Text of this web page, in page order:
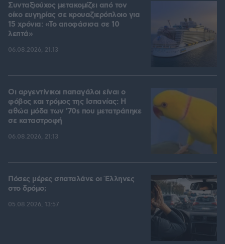
Συνταξιούχος μετακομίζει από τον
οίκο ευγηρίας σε κρουαζιερόπλοιο για
15 χρόνια: «Το αποφάσισα σε 10
λεπτά»
06.08.2026, 21:13
Οι αργεντίνικοι παπαγάλοι είναι ο
φόβος και τρόμος της Ισπανίας: Η
αθώα μόδα των '70s που μετατράπηκε
σε καταστροφή
06.08.2026, 21:13
Πόσες μέρες σπαταλάνε οι Έλληνες
στο δρόμο;
05.08.2026, 13:57